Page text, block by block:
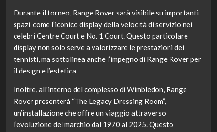
Durante il torneo, Range Rover sarà visibile su importanti
spazi, come l’iconico display della velocità di servizio nei
celebri Centre Court e No. 1 Court. Questo particolare
display non solo serve a valorizzare le prestazioni dei
tennisti, ma sottolinea anche l’impegno di Range Rover per
il design e l’estetica.
Inoltre, all’interno del complesso di Wimbledon, Range
Rover presenterà “The Legacy Dressing Room”,
un’installazione che offre un viaggio attraverso
l’evoluzione del marchio dal 1970 al 2025. Questo